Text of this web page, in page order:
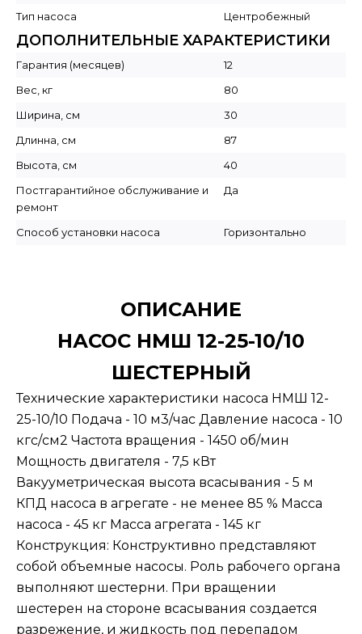
Тип насоса Центробежный
ДОПОЛНИТЕЛЬНЫЕ ХАРАКТЕРИСТИКИ
Гарантия (месяцев)
12
Вес, кг
80
Ширина, см
30
Длинна, см
87
Высота, см
40
Постгарантийное обслуживание и
ремонт
Да
Способ установки насоса Горизонтально
ОПИСАНИЕ
НАСОС НМШ 12-25-10/10
ШЕСТЕРНЫЙ
Технические характеристики насоса НМШ 12-
25-10/10 Подача - 10 м3/час Давление насоса - 10
кгс/см2 Частота вращения - 1450 об/мин
Мощность двигателя - 7,5 кВт
Вакууметрическая высота всасывания - 5 м
КПД насоса в агрегате - не менее 85 % Масса
насоса - 45 кг Масса агрегата - 145 кг
Конструкция: Конструктивно представляют
собой объемные насосы. Роль рабочего органа
выполняют шестерни. При вращении
шестерен на стороне всасывания создается
разрежение, и жидкость под перепадом